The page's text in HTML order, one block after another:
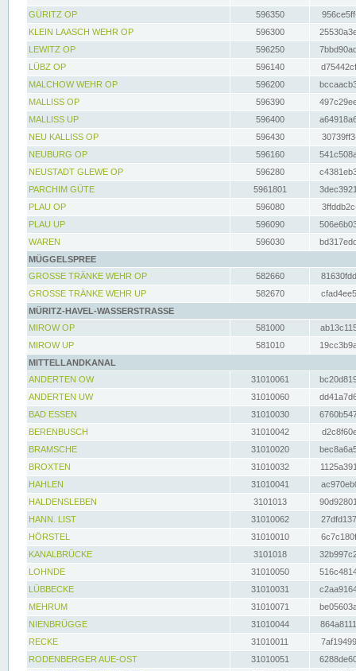
GÜRITZ OP
596350
KLEIN LAASCH WEHR OP
596300
LEWITZ OP
596250
LÜBZ OP
596140
MALCHOW WEHR OP
596200
MALLISS OP
596390
MALLISS UP
596400
NEU KALLISS OP
596430
NEUBURG OP
596160
NEUSTADT GLEWE OP
596280
PARCHIM GÜTE
5961801
PLAU OP
596080
PLAU UP
596090
WAREN
596030
MÜGGELSPREE
GROSSE TRÄNKE WEHR OP
582660
GROSSE TRÄNKE WEHR UP
582670
MÜRITZ-HAVEL-WASSERSTRASSE
MIROW OP
581000
MIROW UP
581010
MITTELLANDKANAL
ANDERTEN OW
31010061
ANDERTEN UW
31010060
BAD ESSEN
31010030
BERENBUSCH
31010042
BRAMSCHE
31010020
BROXTEN
31010032
HAHLEN
31010041
HALDENSLEBEN
3101013
HANN. LIST
31010062
HÖRSTEL
31010010
KANALBRÜCKE
3101018
LOHNDE
31010050
LÜBBECKE
31010031
MEHRUM
31010071
NIENBRÜGGE
31010044
RECKE
31010011
RODENBERGER AUE-OST
31010051